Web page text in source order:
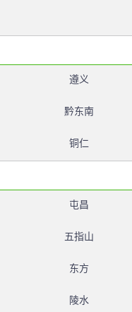
遵义
黔东南
铜仁
屯昌
五指山
东方
陵水